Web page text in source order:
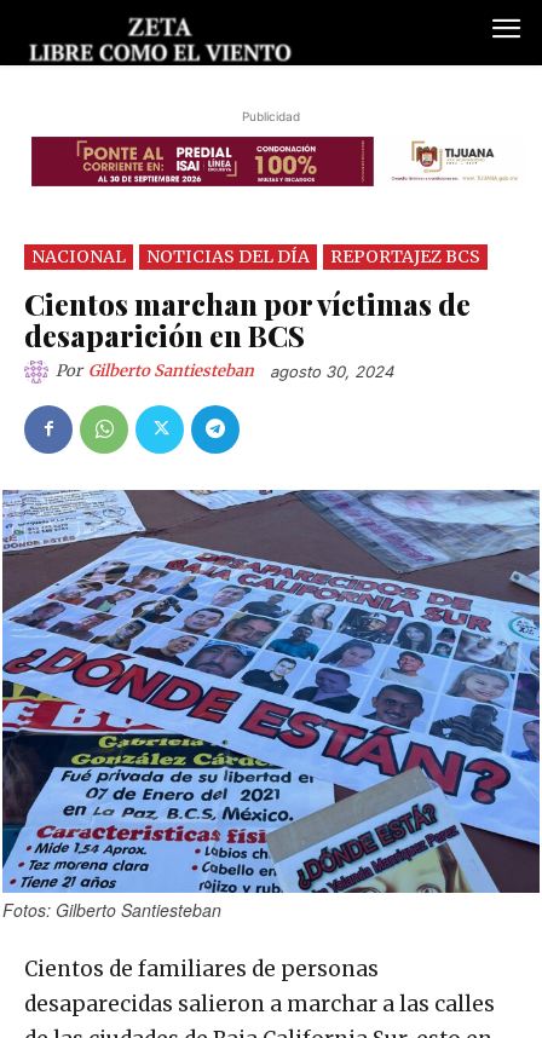
Publicidad
NACIONAL NOTICIAS DEL DÍA REPORTAJEZ BCS
Cientos marchan por víctimas de
desaparición en BCS
Por Gilberto Santiesteban agosto 30, 2024
Fotos: Gilberto Santiesteban
Cientos de familiares de personas
desaparecidas salieron a marchar a las calles